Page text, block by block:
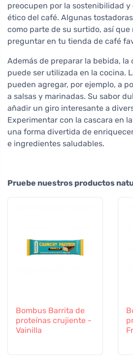
preocupen por la sostenibilidad
ético del café. Algunas
como parte de su surtido, así que
preguntar en tu tienda de café
Además de preparar la bebida, la
puede ser utilizada en la cocina.
pueden agregar, por ejemplo, a
a salsas y marinadas. Su sabor
añadir un giro interesante a
Experimentar con la cascara en
una forma divertida de
e ingredientes saludables.
Pruebe nuestros productos
Bombus Barrita de
proteínas crujiente -
Vainilla